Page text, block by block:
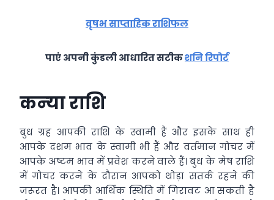
वृषभ साप्ताहिक राशिफल
पाएं अपनी कुंडली आधारित सटीकशनि रिपोर्ट
कन्‍या राशि
बुध ग्रह आपकी राशि के स्वामी हैं और इसके साथ ही
आपके दशम भाव के स्वामी भी हैं और वर्तमान गोचर में
आपके अष्टम भाव में प्रवेश करने वाले हैं। बुध के मेष राशि
में गोचर करने के दौरान आपको थोड़ा सतर्क रहने की
जरूरत है। आपकी आर्थिक स्थिति में गिरावट आ सकती है